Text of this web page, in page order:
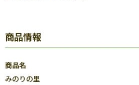
商品情報
商品名
みのりの里